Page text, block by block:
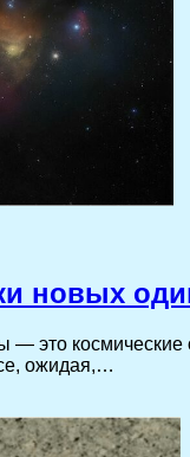
новых
— это
ожидая,…